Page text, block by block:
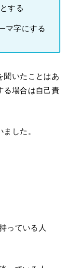
する
マ字にする
聞いたことはあ
る場合は自己責
した。
っている人